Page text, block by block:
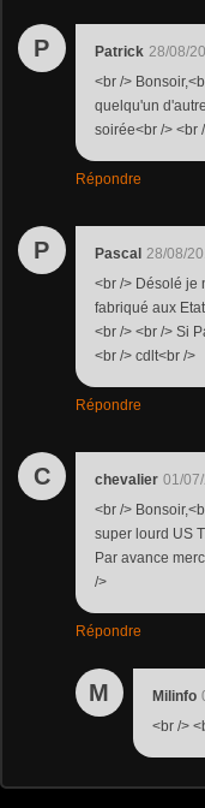
P Patrick 28/08/
<br />
quelqu'un
soirée<br /> <br
Répondre
P Pascal 28/08/
<br /> Désolé je
fabriqué aux
<br /> <br /> Si
<br /> cdlt<br />
Répondre
C chevalier 01/
<br />
super lourd US
Par avance
/>
Répondre
M Milinfo
<br />